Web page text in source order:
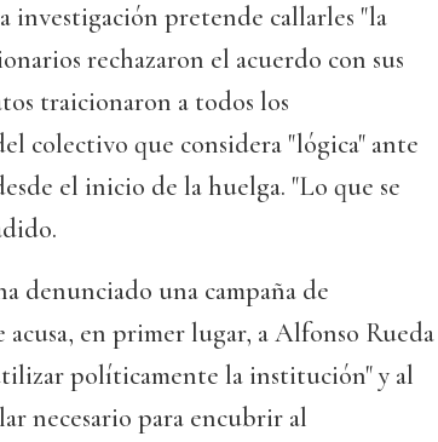
investigación pretende callarles "la
rechazaron el acuerdo con sus
traicionaron a todos los
colectivo que considera "lógica" ante
el inicio de la huelga. "Lo que se
denunciado una campaña de
en primer lugar, a Alfonso Rueda
políticamente la institución" y al
necesario para encubrir al